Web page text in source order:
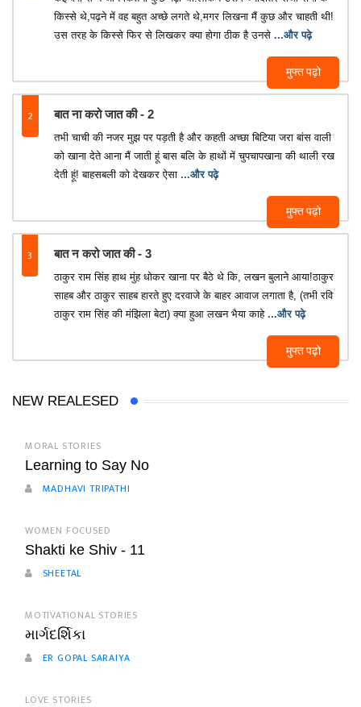
मुफ्त पढ़ो
किस्से थे,पढ़ने में वह बहुत अच्छे लगते थे,मगर लिखना मैं कुछ और चाहती थी!
उस तरह के किस्से फिर से लिखकर क्या होगा ठीक है उनसे ...और पढ़े
2 बात ना करो जात की - 2
मुफ्त पढ़ो
तभी चाची की नजर मुझ पर पड़ती है और कहती अच्छा बिटिया जरा बांस वाली
को खाना देते आना मैं जाती हूं बास बलि के हाथों में चुपचापखाना की थाली रख
देती हूं! बाहसबली को देखकर ऐसा ...और पढ़े
3 बात न करो जात की - 3
मुफ्त पढ़ो
ठाकुर राम सिंह हाथ मुंह धोकर खाना पर बैठे थे कि, लखन बुलाने आया!ठाकुर
साहब और ठाकुर साहब हारते हुए दरवाजे के बाहर आवाज लगाता है, (तभी रवि
ठाकुर राम सिंह की मंझिला बेटा) क्या हुआ लखन भैया काहे ...और पढ़े
NEW REALESED
MORAL STORIES
Learning to Say No
MADHAVI TRIPATHI
WOMEN FOCUSED
Shakti ke Shiv - 11
SHEETAL
MOTIVATIONAL STORIES
માર્ગદર્શિકા
ER GOPAL SARAIYA
LOVE STORIES